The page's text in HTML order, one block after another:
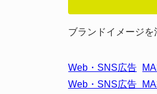
ブランドイメージを
Web・SNS広告